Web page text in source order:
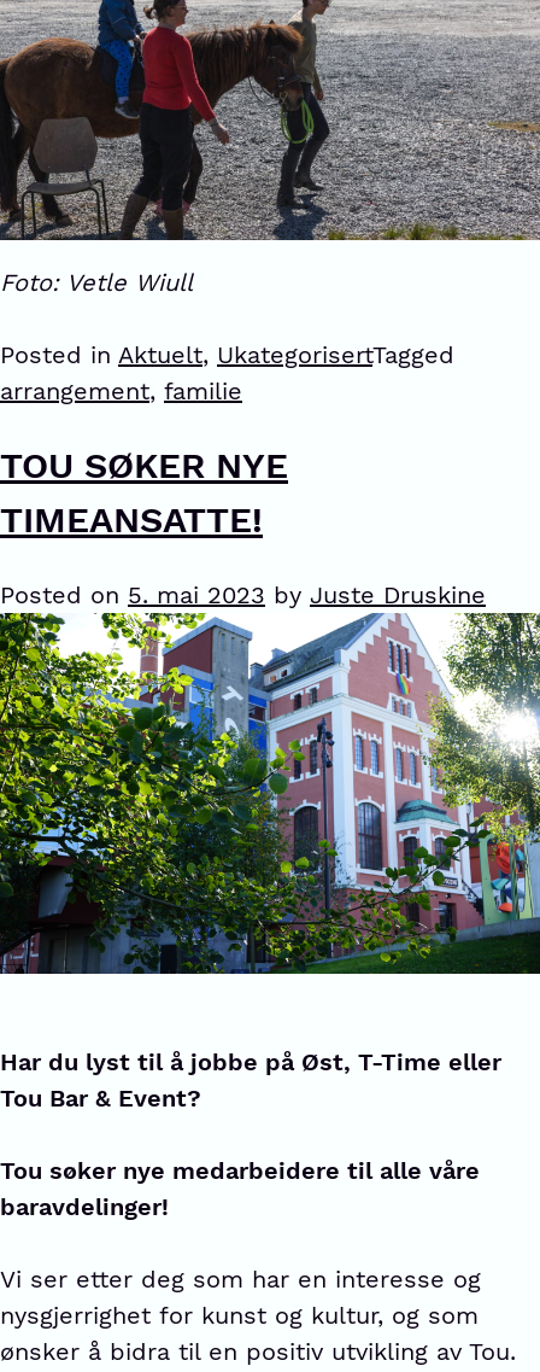
Foto: Vetle Wiull
Posted in Aktuelt, UkategorisertTagged
arrangement, familie
TOU SØKER NYE
TIMEANSATTE!
Posted on 5. mai 2023 by Juste Druskine
Har du lyst til å jobbe på Øst, T-Time eller
Tou Bar & Event?
Tou søker nye medarbeidere til alle våre
baravdelinger!
Vi ser etter deg som har en interesse og
nysgjerrighet for kunst og kultur, og som
ønsker å bidra til en positiv utvikling av Tou.